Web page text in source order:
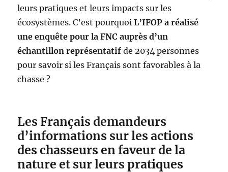
leurs pratiques et leurs impacts sur les
écosystèmes. C’est pourquoiL’IFOP a réalisé
une enquête pour la FNC auprès d’un
échantillon représentatif de 2034 personnes
pour savoir si les Français sont favorables à la
chasse ?
Les Français demandeurs
d’informations sur les actions
des chasseurs en faveur de la
nature et sur leurs pratiques